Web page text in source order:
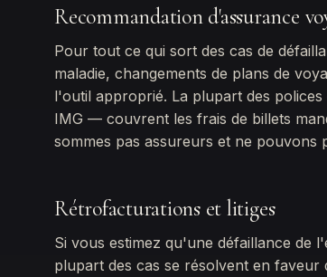
Recommandation d'assurance
Pour tout ce qui sort des cas de
maladie, changements de plans de
l'outil approprié. La plupart des
IMG — couvrent les frais de billets
sommes pas assureurs et ne pouvons
Rétrofacturations et litiges
Si vous estimez qu'une défaillance de
plupart des cas se résolvent en faveur